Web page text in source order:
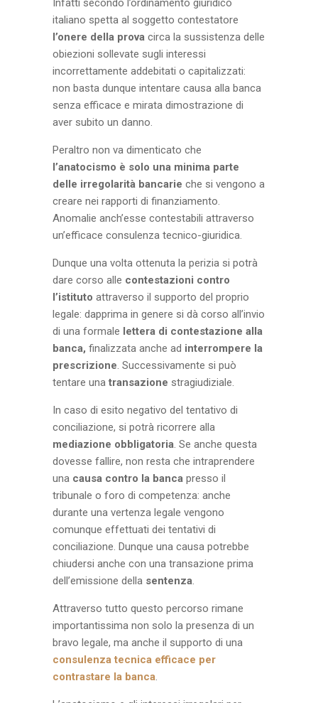
Infatti secondo l’ordinamento giuridico
italiano spetta al soggetto contestatore
l’onere della prova circa la sussistenza delle
obiezioni sollevate sugli interessi
incorrettamente addebitati o capitalizzati:
non basta dunque intentare causa alla banca
senza efficace e mirata dimostrazione di
aver subito un danno.
Peraltro non va dimenticato che
l’anatocismo è solo una minima parte
delle irregolarità bancarie che si vengono a
creare nei rapporti di finanziamento.
Anomalie anch’esse contestabili attraverso
un’efficace consulenza tecnico-giuridica.
Dunque una volta ottenuta la perizia si potrà
dare corso alle contestazioni contro
l’istituto attraverso il supporto del proprio
legale: dapprima in genere si dà corso all’invio
di una formale lettera di contestazione alla
banca, finalizzata anche ad interrompere la
prescrizione. Successivamente si può
tentare una transazione stragiudiziale.
In caso di esito negativo del tentativo di
conciliazione, si potrà ricorrere alla
mediazione obbligatoria. Se anche questa
dovesse fallire, non resta che intraprendere
una causa contro la banca presso il
tribunale o foro di competenza: anche
durante una vertenza legale vengono
comunque effettuati dei tentativi di
conciliazione. Dunque una causa potrebbe
chiudersi anche con una transazione prima
dell’emissione della sentenza.
Attraverso tutto questo percorso rimane
importantissima non solo la presenza di un
bravo legale, ma anche il supporto di una
consulenza tecnica efficace per
contrastare la banca.